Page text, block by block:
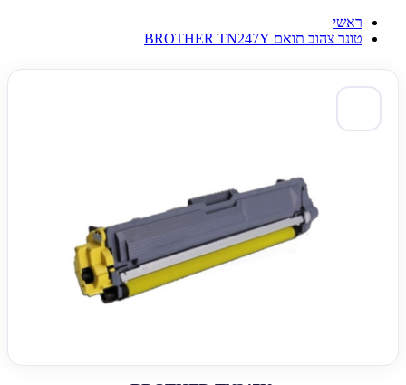
ראשי
טונר צהוב תואם BROTHER TN247Y